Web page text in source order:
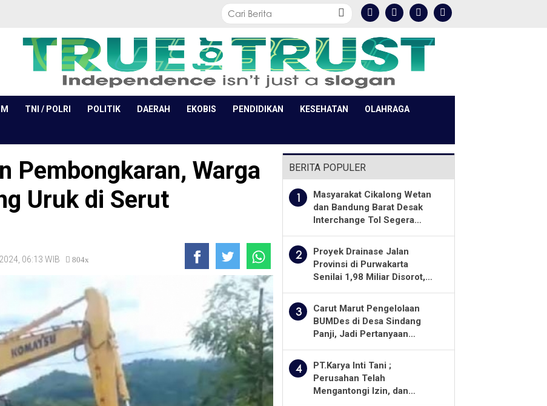
TNI / POLRI POLITIK DAERAH EKOBIS PENDIDIKAN KESEHATAN OLAHRAGA
Pembongkaran, Warga
Uruk di Serut
06:13 WIB 804x
BERITA POPULER
1
Masyarakat Cikalong Wetan
dan Bandung Barat Desak
Interchange Tol Segera
2
Proyek Drainase Jalan
Provinsi di Purwakarta
Senilai 1,98 Miliar Disorot,
Pekerjaan Diawasi Ketat
3
Carut Marut Pengelolaan
BUMDes di Desa Sindang
Panji, Jadi Pertanyaan
4
PT.Karya Inti Tani ;
Perusahan Telah
Mengantongi Izin, dan